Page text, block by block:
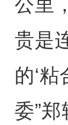
公里
贵是
的‘
委”